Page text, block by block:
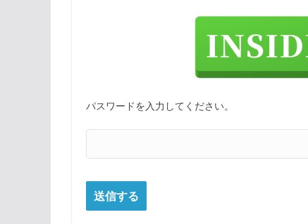
パスワードを入力してください。